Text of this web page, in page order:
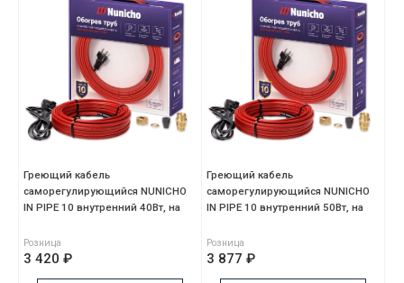
Греющий кабель
саморегулирующийся NUNICHO
IN PIPE 10 внутренний 40Вт, на
Розница
3 420 ₽
Греющий кабель
саморегулирующийся NUNICHO
IN PIPE 10 внутренний 50Вт, на
Розница
3 877 ₽